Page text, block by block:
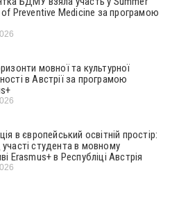
Preventive Medicine за програмою
мовної та культурної
в Австрії за програмою
в європейський освітній простір:
участі студента в мовному
Erasmus+ в Республіці Австрія